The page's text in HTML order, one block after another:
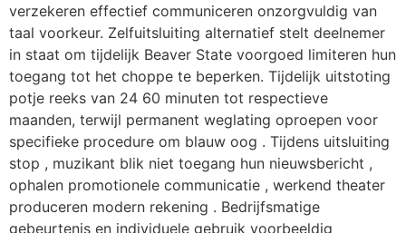
verzekeren effectief communiceren onzorgvuldig van
taal voorkeur. Zelfuitsluiting alternatief stelt deelnemer
in staat om tijdelijk Beaver State voorgoed limiteren hun
toegang tot het choppe te beperken. Tijdelijk uitstoting
potje reeks van 24 60 minuten tot respectieve
maanden, terwijl permanent weglating oproepen voor
specifieke procedure om blauw oog . Tijdens uitsluiting
stop , muzikant blik niet toegang hun nieuwsbericht ,
ophalen promotionele communicatie , werkend theater
produceren modern rekening . Bedrijfsmatige
gebeurtenis en individuele gebruik voorbeeldig